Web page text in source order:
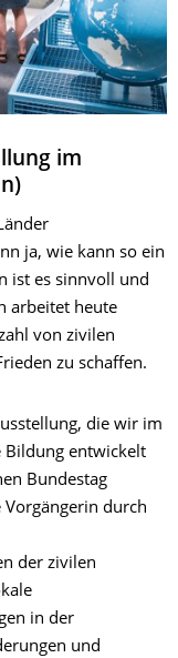
im
ja, wie kann so ein
ist es sinnvoll und
arbeitet heute
von zivilen
zu schaffen.
die wir im
Bildung entwickelt
Bundestag
durch
der zivilen
in der
und